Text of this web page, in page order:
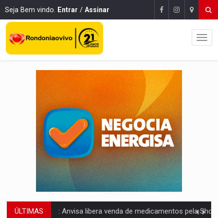
Seja Bem vindo. Entrar / Assinar
ÚLTIMAS MAIS RIGOR:Nova lei endurece punição por abuso sexual contra